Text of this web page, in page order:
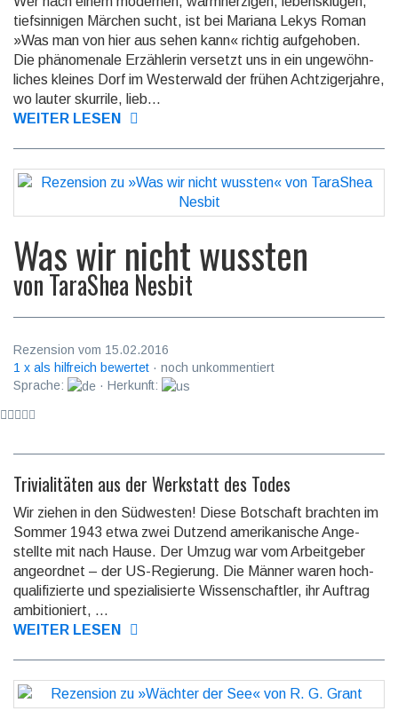
tief­sinnigen Märchen sucht, ist bei Mariana Lekys Roman
»Was man von hier aus sehen kann« richtig aufge­hoben.
Die phäno­menale Erzählerin versetzt uns in ein ungewöhn­
liches kleines Dorf im Westerwald der frühen Achtziger­jahre,
wo lauter skurrile, lieb...
WEITER LESEN
Was wir nicht wussten
vonTaraShea Nesbit
Rezension vom 15.02.2016
1 x als hilfreich bewertet · noch unkommentiert
Sprache:
· Herkunft:
Trivialitäten aus der Werkstatt des Todes
Wir ziehen in den Südwesten! Diese Botschaft brachten im
Sommer 1943 etwa zwei Dutzend ameri­ka­nische Ange­
stellte mit nach Hause. Der Umzug war vom Arbeit­geber
ange­ordnet – der US-Regie­rung. Die Männer waren hoch­
quali­fizierte und spezia­lisierte Wissen­schaftler, ihr Auftrag
ambi­tioniert, ...
WEITER LESEN